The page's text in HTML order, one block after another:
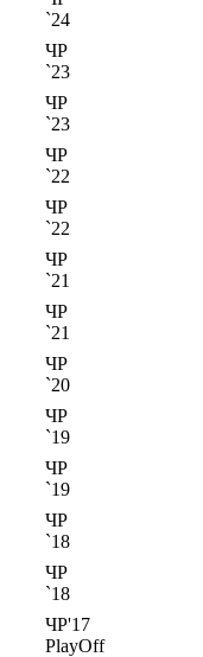
`24
ЧР
`23
ЧР
`23
ЧР
`22
ЧР
`22
ЧР
`21
ЧР
`21
ЧР
`20
ЧР
`19
ЧР
`19
ЧР
`18
ЧР
`18
ЧР'17
PlayOff